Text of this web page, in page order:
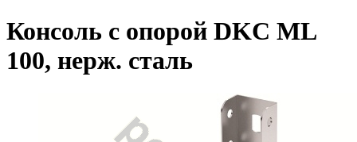
Консоль с опорой DKC ML
100, нерж. сталь